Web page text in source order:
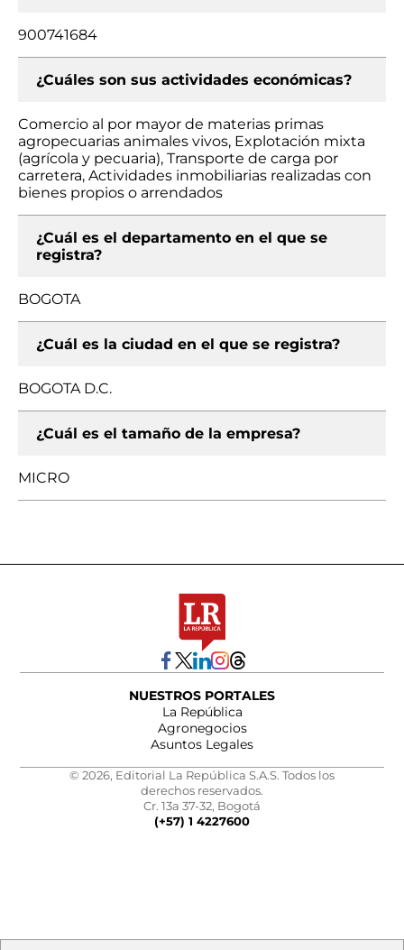
900741684
¿Cuáles son sus actividades económicas?
Comercio al por mayor de materias primas
agropecuarias animales vivos, Explotación mixta
(agrícola y pecuaria), Transporte de carga por
carretera, Actividades inmobiliarias realizadas con
bienes propios o arrendados
¿Cuál es el departamento en el que se
registra?
BOGOTA
¿Cuál es la ciudad en el que se registra?
BOGOTA D.C.
¿Cuál es el tamaño de la empresa?
MICRO
NUESTROS PORTALES
La República
Agronegocios
Asuntos Legales
© 2026, Editorial La República S.A.S. Todos los
derechos reservados.
Cr. 13a 37-32, Bogotá
(+57) 1 4227600